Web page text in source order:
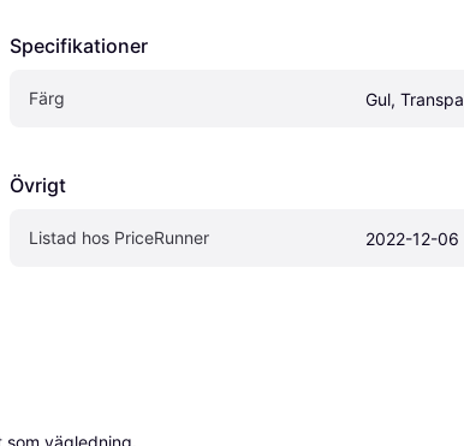
Specifikationer
Färg Gul,
Övrigt
Listad hos PriceRunner 2022-12-06
som vägledning.